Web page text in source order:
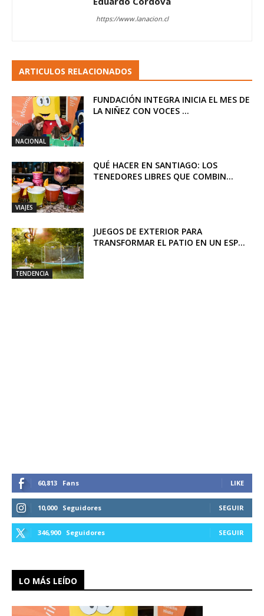
https://www.lanacion.cl
ARTICULOS RELACIONADOS
NACIONAL
FUNDACIÓN INTEGRA INICIA EL MES DE
LA NIÑEZ CON VOCES ...
VIAJES
QUÉ HACER EN SANTIAGO: LOS
TENEDORES LIBRES QUE COMBIN...
TENDENCIA
JUEGOS DE EXTERIOR PARA
TRANSFORMAR EL PATIO EN UN ESP...
60,813 Fans LIKE
10,000 Seguidores SEGUIR
346,900 Seguidores SEGUIR
LO MÁS LEÍDO